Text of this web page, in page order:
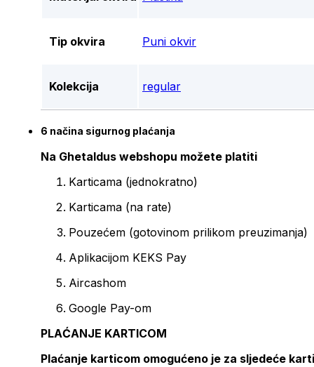
Tip okvira Puni okvir
Kolekcija regular
6 načina sigurnog plaćanja
Na Ghetaldus webshopu možete platiti
Karticama (jednokratno)
Karticama (na rate)
Pouzećem (gotovinom prilikom preuzimanja)
Aplikacijom KEKS Pay
Aircashom
Google Pay-om
PLAĆANJE KARTICOM
Plaćanje karticom omogućeno je za sljedeće